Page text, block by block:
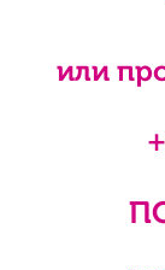
или